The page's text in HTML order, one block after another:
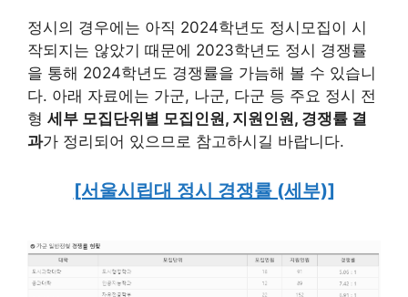
정시의 경우에는 아직 2024학년도 정시모집이 시
작되지는 않았기 때문에 2023학년도 정시 경쟁률
을 통해 2024학년도 경쟁률을 가늠해 볼 수 있습니
다. 아래 자료에는 가군, 나군, 다군 등 주요 정시 전
형 세부 모집단위별 모집인원, 지원인원, 경쟁률 결
과가 정리되어 있으므로 참고하시길 바랍니다.
[서울시립대 정시 경쟁률 (세부)]